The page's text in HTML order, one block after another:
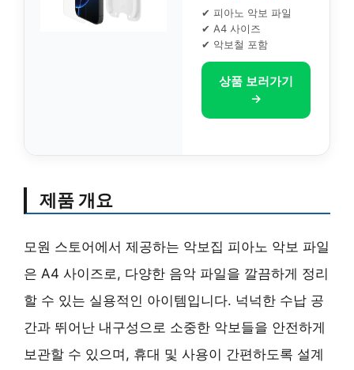
✔ 피아노 악보 파일
✔ A4 사이즈
✔ 악보철 포함
상품 보러가기
→
제품 개요
모원 스토어에서 제공하는 악보집 피아노 악보 파일
은 A4 사이즈로, 다양한 음악 파일을 깔끔하게 정리
할 수 있는 실용적인 아이템입니다. 넉넉한 수납 공
간과 뛰어난 내구성으로 소중한 악보들을 안전하게
보관할 수 있으며, 휴대 및 사용이 간편하도록 설계